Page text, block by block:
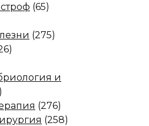
(65)
(275)
и
(276)
(258)